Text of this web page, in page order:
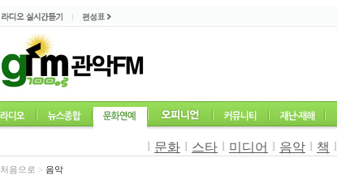
l 문화 l 스타 l 미디어 l 음악 l 책 l
처음으로 > 음악